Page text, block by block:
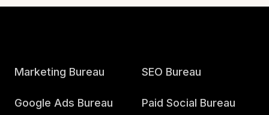
Marketing Bureau SEO Bureau
Google Ads Bureau Paid Social Bureau